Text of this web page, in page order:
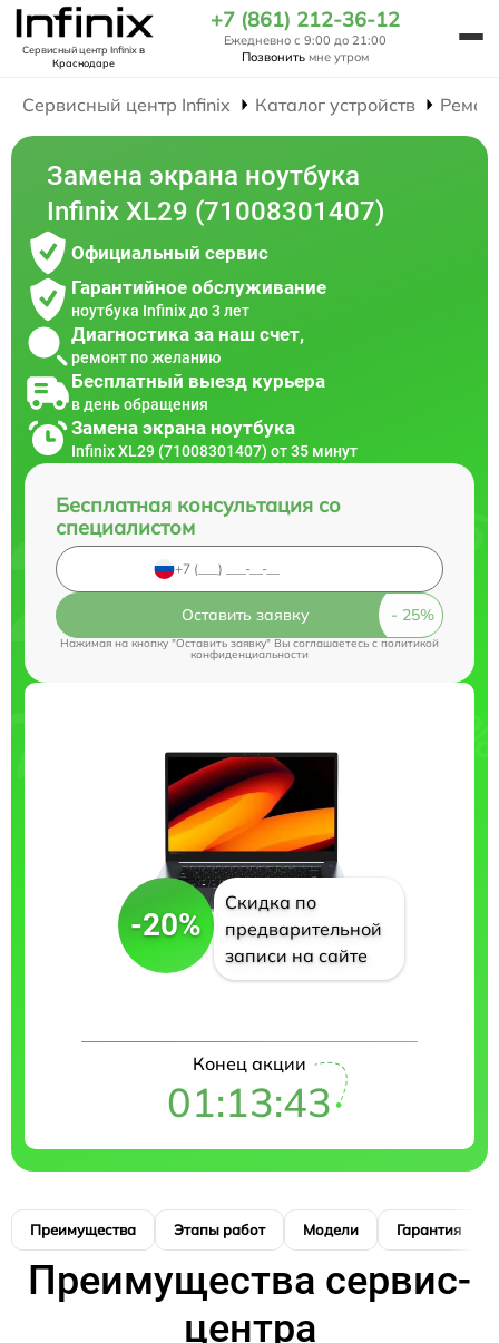
Сервисный центр Infinixв
Краснодаре
+7 (861) 212-36-12
Ежедневно с 9:00 до 21:00
Позвонить мне утром
Сервисный центр Infinix Каталог устройств
Замена экрана ноутбука
Infinix XL29 (71008301407)
Официальный сервис
Гарантийное обслуживание
ноутбука Infinix до 3 лет
Диагностика за наш счет,
ремонт по желанию
Бесплатный выезд курьера
в день обращения
Замена экрана ноутбука
Infinix XL29 (71008301407) от 35 минут
Бесплатная консультация со
специалистом
Оставить заявку
Нажимая на кнопку "Оставить заявку" Вы соглашаетесь cполитикой
конфиденциальности
-20%
Скидка по
предварительной
записи на сайте
Конец акции
01:13:42
Преимущества Этапы работ Модели Гарантия
Преимущества сервис-
центра